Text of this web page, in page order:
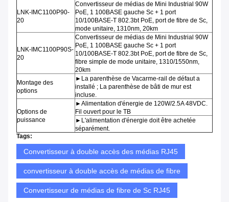
LNK-IMC1100P90-
20
Convertisseur de médias de Mini Industrial 90W
PoE, 1 100BASE gauche Sc + 1 port
10/100BASE-T 802.3bt PoE, port de fibre de Sc,
mode unitaire, 1310nm, 20km
LNK-IMC1100P90S-
20
Convertisseur de médias de Mini Industrial 90W
PoE, 1 100BASE gauche Sc + 1 port
10/100BASE-T 802.3bt PoE, port de fibre de Sc,
fibre simple de mode unitaire, 1310/1550nm,
20km
Montage des
options
►La parenthèse de Vacarme-rail de défaut a
installé ; La parenthèse de bâti de mur est
incluse.
Options de
puissance
►Alimentation d'énergie de 120W/2.5A 48VDC.
Fil ouvert pour le TB
►L'alimentation d'énergie doit être achetée
séparément.
Tags:
Convertisseur à double accès des médias RJ45
convertisseur à double accès de médias de fibre
Convertisseur de médias de fibre de Sc RJ45